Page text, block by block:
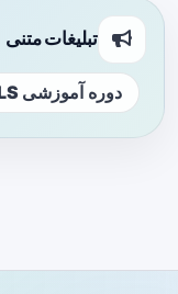
تبلیغات متنی
دوره آموزشی ATLS